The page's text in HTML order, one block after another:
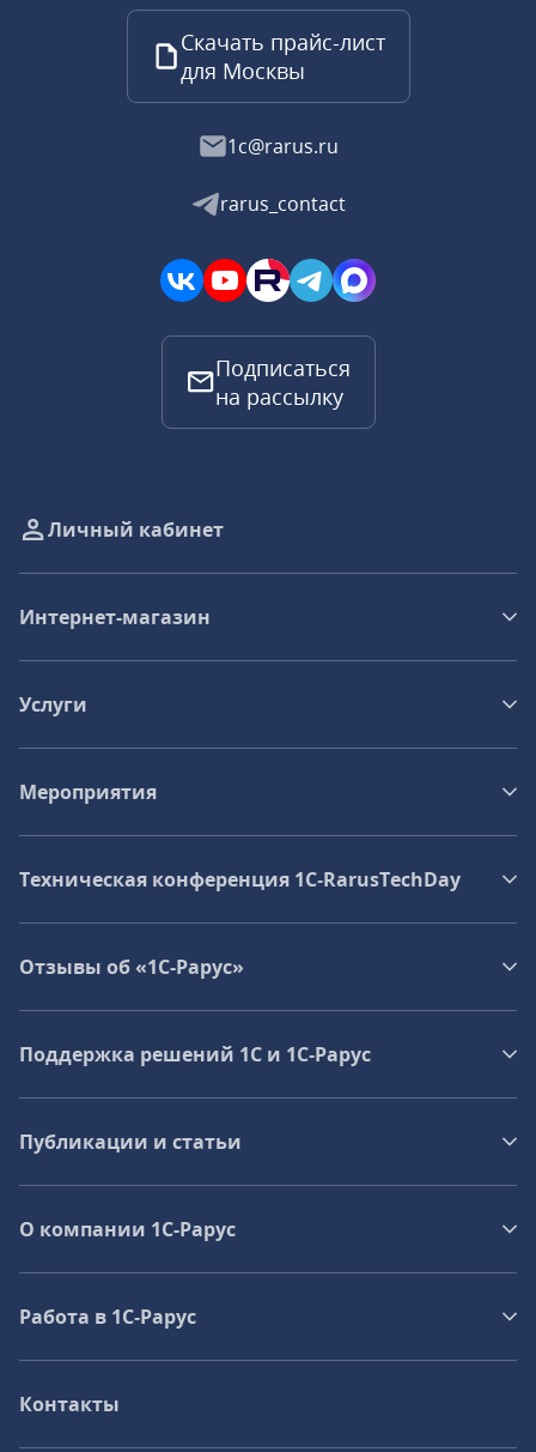
Скачать прайс-лист
для Москвы
1c@rarus.ru
rarus_contact
Подписаться
на рассылку
Личный кабинет
Интернет-магазин
Услуги
Мероприятия
Техническая конференция 1C‑RarusTechDay
Отзывы об «1С-Рарус»
Поддержка решений 1С и 1С‑Рарус
Публикации и статьи
О компании 1C-Рарус
Работа в 1С‑Рарус
Контакты